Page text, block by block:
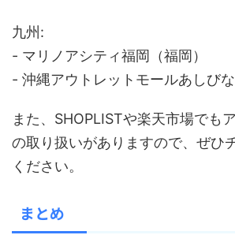
九州:
- マリノアシティ福岡（福岡）
- 沖縄アウトレットモールあしびな
また、SHOPLISTや楽天市場でも
の取り扱いがありますので、ぜひ
ください。
まとめ